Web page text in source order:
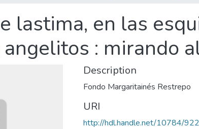
lastima, en las
: mirando
Description
Fondo Margaritainés Restrepo
URI
http://hdl.handle.net/10784/